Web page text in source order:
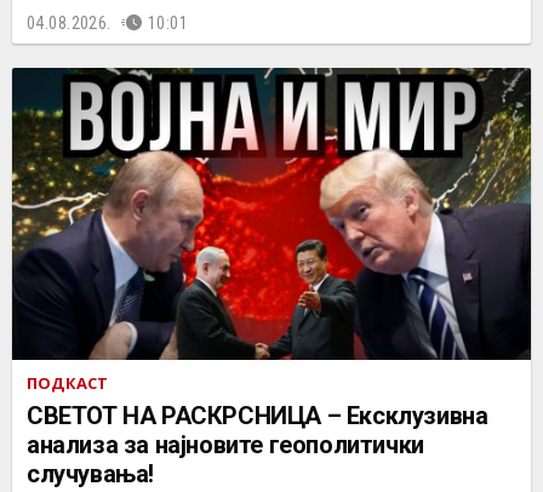
04.08.2026. 10:01
ПОДКАСТ
СВЕТОТ НА РАСКРСНИЦА – Ексклузивна
анализа за најновите геополитички
случувања!